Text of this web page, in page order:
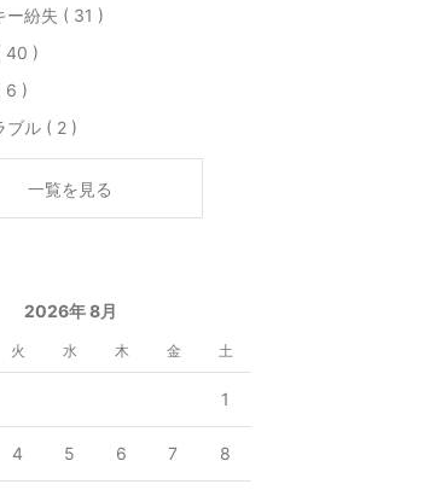
紛失 ( 31 )
40 )
6 )
ブル ( 2 )
一覧を見る
2026年 8月
火 水 木 金 土
1
4 5 6 7 8